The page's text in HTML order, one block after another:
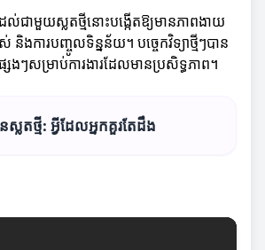
ល់ជាមួយស្លតថ្មីនោះបង្កើតឱ្យមានភាពងាយ
និងការបញ្ចូលទិន្នន័យ។ បច្ចេកវិទ្យាថ្មីៗបាន
ៗសម្រាប់ការងារដែលមានប្រសិទ្ធភាព។
ៃស្លតថ្មី: អ្វីដែលអ្នកគួរតែដឹង